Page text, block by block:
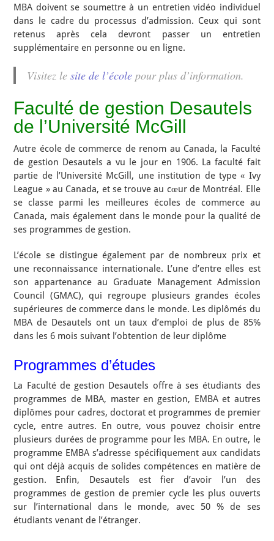
MBA doivent se soumettre à un entretien vidéo individuel
dans le cadre du processus d’admission. Ceux qui sont
retenus après cela devront passer un entretien
supplémentaire en personne ou en ligne.
Visitez lesite de l’école pour plus d’information.
Faculté de gestion Desautels
de l’Université McGill
Autre école de commerce de renom au Canada, la Faculté
de gestion Desautels a vu le jour en 1906. La faculté fait
partie de l’Université McGill, une institution de type « Ivy
League » au Canada, et se trouve au cœur de Montréal. Elle
se classe parmi les meilleures écoles de commerce au
Canada, mais également dans le monde pour la qualité de
ses programmes de gestion.
L’école se distingue également par de nombreux prix et
une reconnaissance internationale. L’une d’entre elles est
son appartenance au Graduate Management Admission
Council (GMAC), qui regroupe plusieurs grandes écoles
supérieures de commerce dans le monde. Les diplômés du
MBA de Desautels ont un taux d’emploi de plus de 85%
dans les 6 mois suivant l’obtention de leur diplôme
Programmes d’études
La Faculté de gestion Desautels offre à ses étudiants des
programmes de MBA, master en gestion, EMBA et autres
diplômes pour cadres, doctorat et programmes de premier
cycle, entre autres. En outre, vous pouvez choisir entre
plusieurs durées de programme pour les MBA. En outre, le
programme EMBA s’adresse spécifiquement aux candidats
qui ont déjà acquis de solides compétences en matière de
gestion. Enfin, Desautels est fier d’avoir l’un des
programmes de gestion de premier cycle les plus ouverts
sur l’international dans le monde, avec 50 % de ses
étudiants venant de l’étranger.